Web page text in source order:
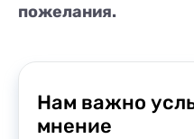
пожелания.
Нам важно
мнение